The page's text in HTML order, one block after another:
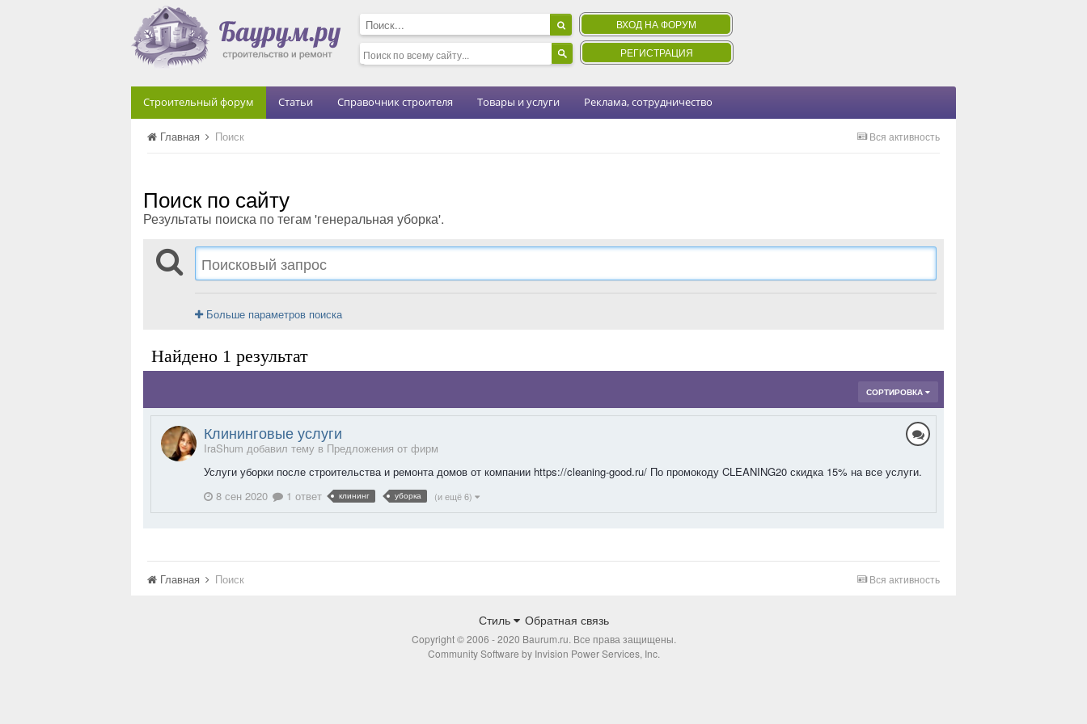
ВХОД НА ФОРУМ
РЕГИСТРАЦИЯ
Строительный форум Статьи Справочник строителя Товары и услуги Реклама, сотрудничество
Вся активность
Главная Поиск
Поиск по сайту
Результаты поиска по тегам 'генеральная уборка'.
Больше параметров поиска
Найдено 1 результат
СОРТИРОВКА
Клининговые услуги
IraShum добавил тему в Предложения от фирм
Услуги уборки после строительства и ремонта домов от компании https://cleaning-good.ru/ По промокоду CLEANING20 скидка 15% на все услуги.
8 сен 2020
1 ответ клининг уборка (и ещё 6)
Вся активность
Главная Поиск
Стиль Обратная связь
Copyright © 2006 - 2020 Baurum.ru. Все права защищены.
Community Software by Invision Power Services, Inc.